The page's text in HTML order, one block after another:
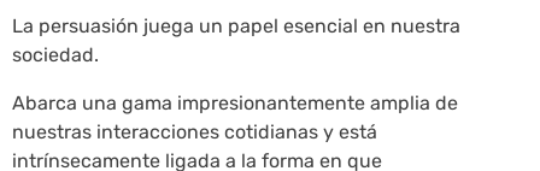
La persuasión juega un papel esencial en nuestra
sociedad.
Abarca una gama impresionantemente amplia de
nuestras interacciones cotidianas y está
intrínsecamente ligada a la forma en que